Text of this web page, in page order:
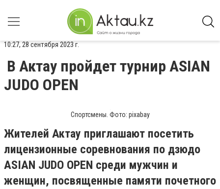
10:27, 28 сентября 2023 г.
В Актау пройдет турнир ASIAN
JUDO OPEN
Спортсмены. Фото: pixabay
Жителей Актау приглашают посетить
лицензионные соревнования по дзюдо
ASIAN JUDO OPEN среди мужчин и
женщин, посвященные памяти почетного